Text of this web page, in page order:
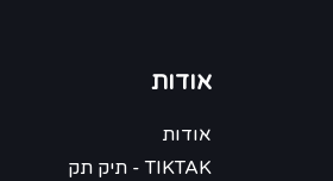
אודות
אודות
TIKTAK - תיק תק